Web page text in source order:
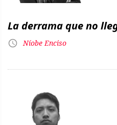
La derrama que no
Níobe Enciso